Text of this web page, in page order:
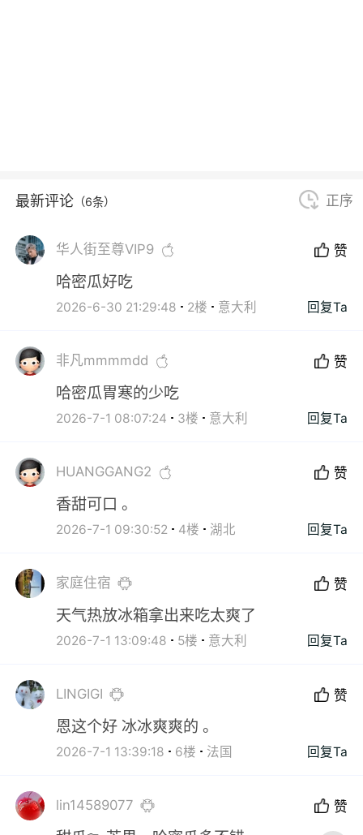
最新评论 （6条） 正序
华人街至尊VIP9 赞
哈密瓜好吃
2026-6-30 21:29:48 2楼 意大利 回复Ta
非凡mmmmdd 赞
哈密瓜胃寒的少吃
2026-7-1 08:07:24 3楼 意大利 回复Ta
HUANGGANG2 赞
香甜可口 。
2026-7-1 09:30:52 4楼 湖北 回复Ta
家庭住宿 赞
天气热放冰箱拿出来吃太爽了
2026-7-1 13:09:48 5楼 意大利 回复Ta
LINGIGI 赞
恩这个好 冰冰爽爽的 。
2026-7-1 13:39:18 6楼 法国 回复Ta
lin14589077 赞